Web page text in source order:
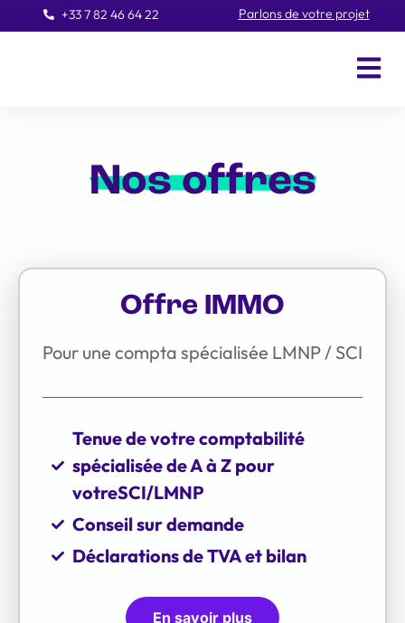
+33 7 82 46 64 22 Parlons de votre projet
Nos offres
Offre IMMO
Pour une compta spécialisée LMNP / SCI
Tenue de votre comptabilité
spécialisée de A à Z pour
votreSCI/LMNP
Conseil sur demande
Déclarations de TVA et bilan
En savoir plus